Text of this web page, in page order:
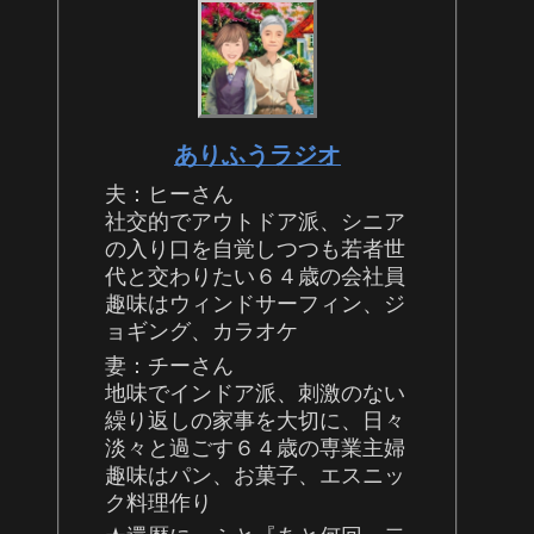
ありふうラジオ
夫：ヒーさん
社交的でアウトドア派、シニア
の入り口を自覚しつつも若者世
代と交わりたい６４歳の会社員
趣味はウィンドサーフィン、ジ
ョギング、カラオケ
妻：チーさん
地味でインドア派、刺激のない
繰り返しの家事を大切に、日々
淡々と過ごす６４歳の専業主婦
趣味はパン、お菓子、エスニッ
ク料理作り